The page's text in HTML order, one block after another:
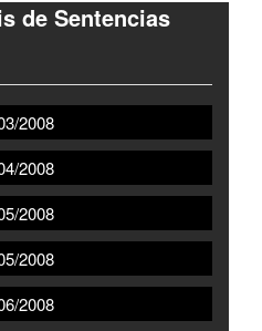
de Sentencias
2008
2008
2008
2008
2008